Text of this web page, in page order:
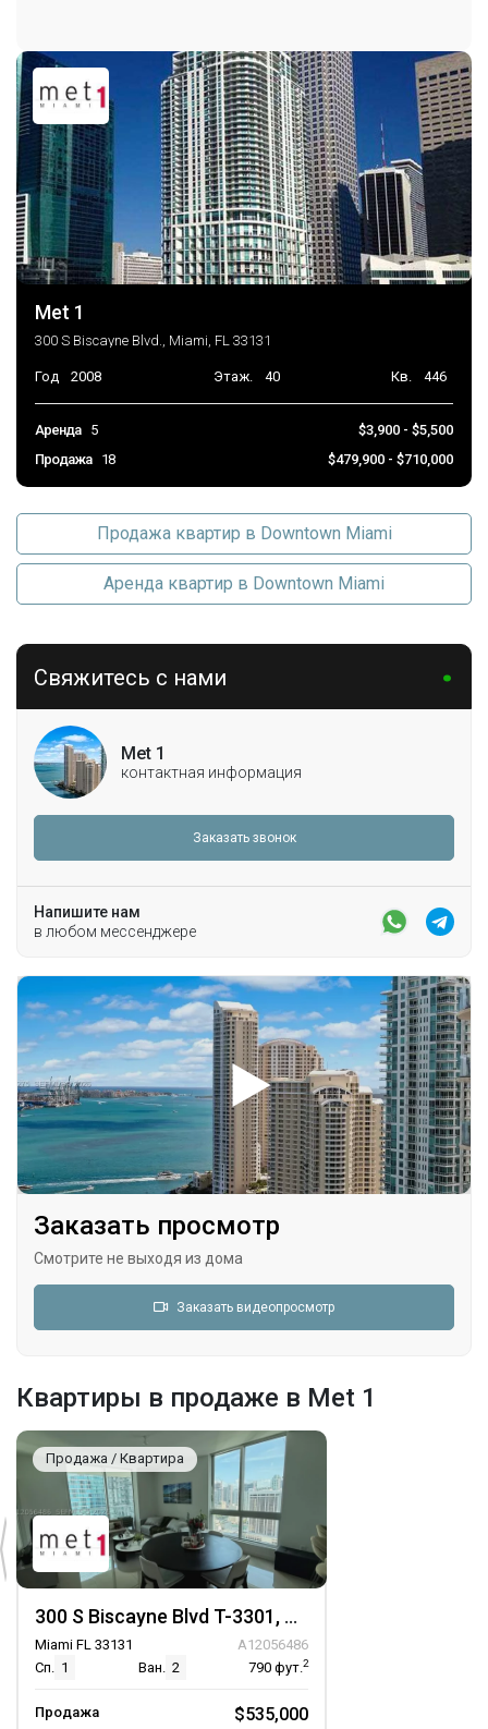
Met 1
300 S Biscayne Blvd., Miami, FL 33131
Год 2008 Этаж. 40 Кв. 446
Аренда 5
$3,900 - $5,500
Продажа
18 $479,900 - $710,000
Продажа квартир в Downtown Miami
Аренда квартир в Downtown Miami
Свяжитесь с нами
Met 1
контактная информация
Заказать звонок
Напишите нам
в любом мессенджере
Заказать просмотр
Смотрите не выходя из дома
Заказать видеопросмотр
Квартиры в продаже в Met 1
Продажа / Квартира
300 S Biscayne Blvd T-3301, Unit T-3301
Miami FL 33131
A12056486
Сп. 1 Ван. 2 790 фут.2
Продажа $535,000